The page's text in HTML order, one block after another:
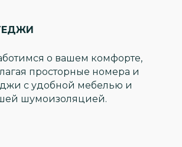
о вашем комфорте,
просторные номера и
с удобной мебелью и
шумоизоляцией.